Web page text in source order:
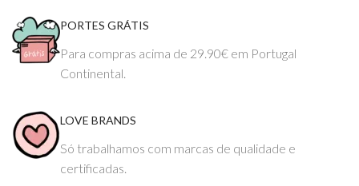
PORTES GRÁTIS
Para compras acima de 29.90€ em Portugal
Continental.
LOVE BRANDS
Só trabalhamos com marcas de qualidade e
certificadas.